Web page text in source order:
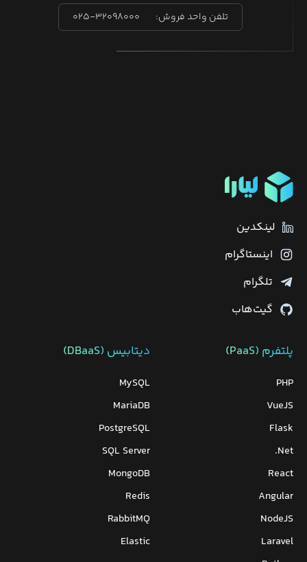
تلفن واحد فروش: ۰۲۵-۳۲۰۹۸۰۰۰
لینکدین
اینستاگرام
تلگرام
گیت‌هاب
پلتفرم (PaaS)
PHP
VueJS
Flask
Net.
React
Angular
NodeJS
Laravel
دیتابیس‌ (DBaaS)
MySQL
MariaDB
PostgreSQL
SQL Server
MongoDB
Redis
RabbitMQ
Elastic